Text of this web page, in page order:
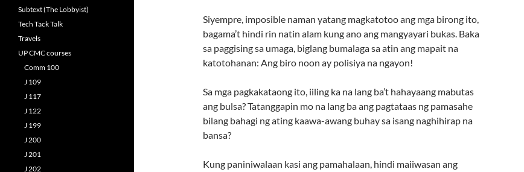
Siyempre, imposible naman yatang magkatotoo ang mga birong ito,
bagama’t hindi rin natin alam kung ano ang mangyayari bukas. Baka
sa paggising sa umaga, biglang bumalaga sa atin ang mapait na
katotohanan: Ang biro noon ay polisiya na ngayon!
Sa mga pagkakataong ito, iiling ka na lang ba’t hahayaang mabutas
ang bulsa? Tatanggapin mo na lang ba ang pagtataas ng pamasahe
bilang bahagi ng ating kaawa-awang buhay sa isang naghihirap na
bansa?
Kung paniniwalaan kasi ang pamahalaan, hindi maiiwasan ang
Subtext (The Lobbyist)
Tech Tack Talk
Travels
UP CMC courses
Comm 100
J 109
J 117
J 122
J 199
J 200
J 201
J 202